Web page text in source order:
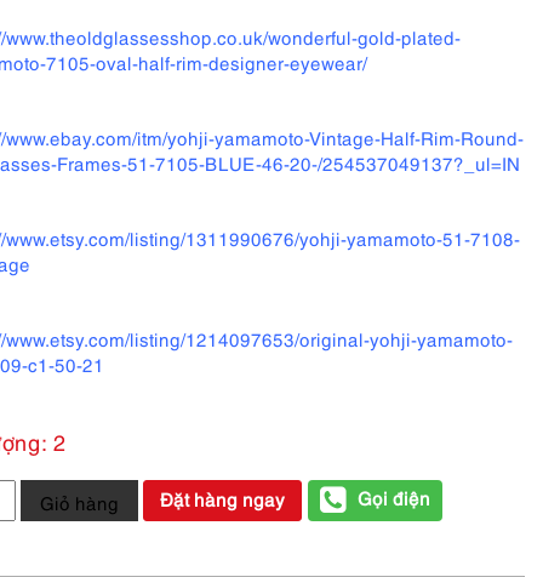
www.theoldglassesshop.co.uk/wonderful-gold-plated-
7105-oval-half-rim-designer-eyewear/
www.ebay.com/itm/yohji-yamamoto-Vintage-Half-Rim-Round-
Frames-51-7105-BLUE-46-20-/254537049137?_ul=IN
www.etsy.com/listing/1311990676/yohji-yamamoto-51-7108-
www.etsy.com/listing/1214097653/original-yohji-yamamoto-
c1-50-21
2
Giỏ hàng Đặt hàng ngay Gọi điện